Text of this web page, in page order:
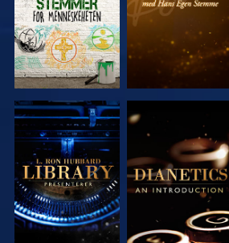
UTFORSK
SERIEN
UTFORSK
SERIEN